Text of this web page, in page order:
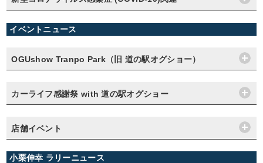
イベントニュース
OGUshow Tranpo Park（旧 道の駅オグショー）
カーライフ感謝祭 with 道の駅オグショー
店舗イベント
小栗伸幸 ラリーニュース